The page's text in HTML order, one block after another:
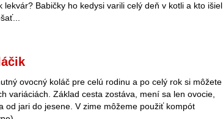
lekvár? Babičky ho kedysi varili celý deň v kotli a kto išiel
ovocný koláč pre celú rodinu a po celý rok si môžete
variáciách. Základ cesta zostáva, mení sa len ovocie,
od jari do jesene. V zime môžeme použiť kompót